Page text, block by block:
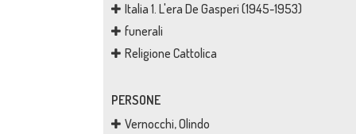
Italia 1. L'era De Gasperi (1945-1953)
funerali
Religione Cattolica
PERSONE
Vernocchi, Olindo